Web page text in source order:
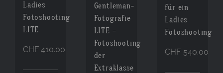
Ladies
Fotoshooting
LITE
CHF 410.00
Gentleman-
Fotografie
LITE –
Fotoshooting
der
Extraklasse
für ein
Ladies
Fotoshooting
CHF 540.00